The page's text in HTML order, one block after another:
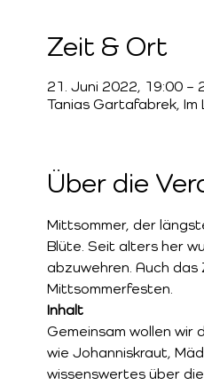
Zeit & Ort
21. Juni 2022, 19:00 –
Tanias Gartafabrek,
Über die
Mittsommer, der
Blüte. Seit alters her
abzuwehren. Auch
Mittsommerfesten.
Inhalt
Gemeinsam wollen wir
wie Johanniskraut,
wissenswertes über